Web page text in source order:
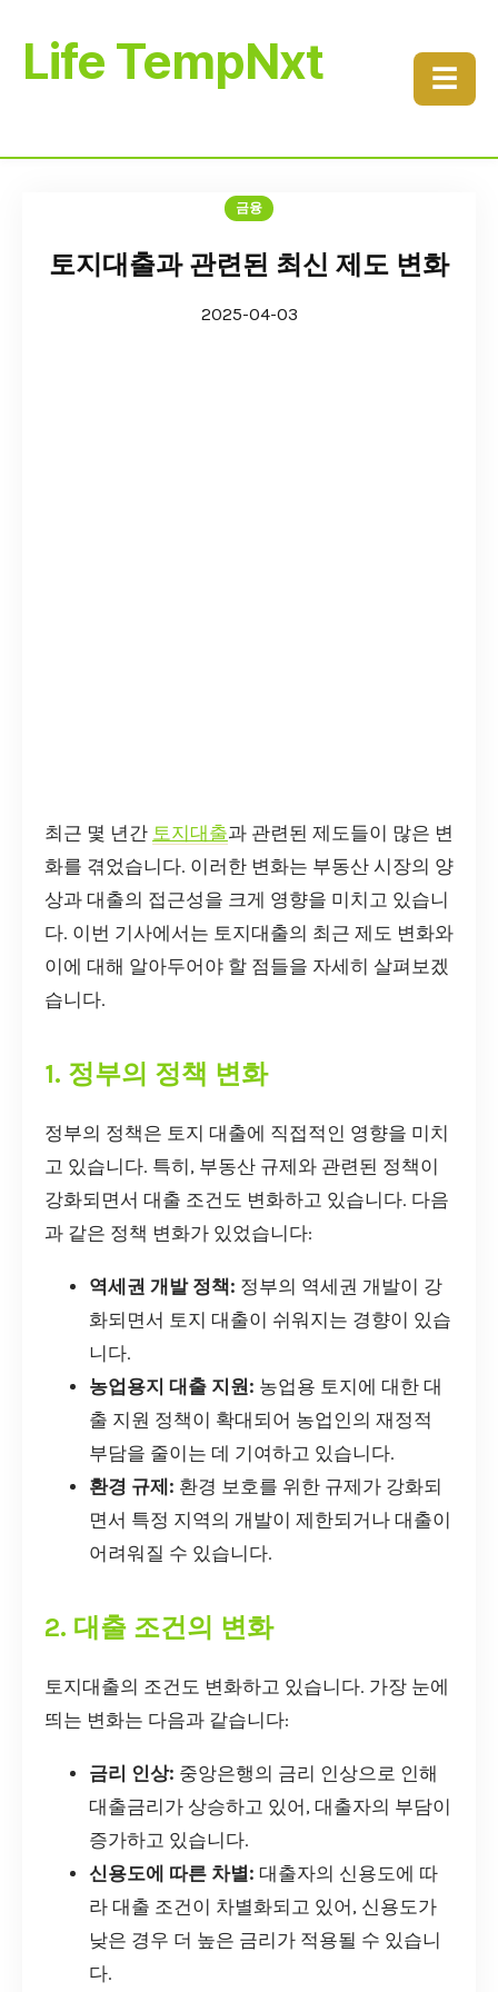
Life TempNxt ☰
금융
토지대출과 관련된 최신 제도 변화
2025-04-03
최근 몇 년간 토지대출과 관련된 제도들이 많은 변
화를 겪었습니다. 이러한 변화는 부동산 시장의 양
상과 대출의 접근성을 크게 영향을 미치고 있습니
다. 이번 기사에서는 토지대출의 최근 제도 변화와
이에 대해 알아두어야 할 점들을 자세히 살펴보겠
습니다.
1. 정부의 정책 변화
정부의 정책은 토지 대출에 직접적인 영향을 미치
고 있습니다. 특히, 부동산 규제와 관련된 정책이
강화되면서 대출 조건도 변화하고 있습니다. 다음
과 같은 정책 변화가 있었습니다:
역세권 개발 정책: 정부의 역세권 개발이 강
화되면서 토지 대출이 쉬워지는 경향이 있습
니다.
농업용지 대출 지원: 농업용 토지에 대한 대
출 지원 정책이 확대되어 농업인의 재정적
부담을 줄이는 데 기여하고 있습니다.
환경 규제: 환경 보호를 위한 규제가 강화되
면서 특정 지역의 개발이 제한되거나 대출이
어려워질 수 있습니다.
2. 대출 조건의 변화
토지대출의 조건도 변화하고 있습니다. 가장 눈에
띄는 변화는 다음과 같습니다:
금리 인상: 중앙은행의 금리 인상으로 인해
대출금리가 상승하고 있어, 대출자의 부담이
증가하고 있습니다.
신용도에 따른 차별: 대출자의 신용도에 따
라 대출 조건이 차별화되고 있어, 신용도가
낮은 경우 더 높은 금리가 적용될 수 있습니
다.